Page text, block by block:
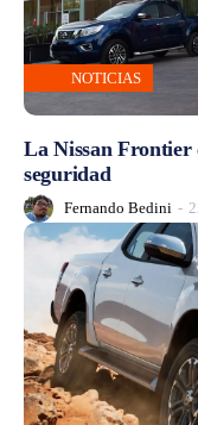
NOTICIAS
La Nissan Frontier
seguridad
Fernando Bedini -